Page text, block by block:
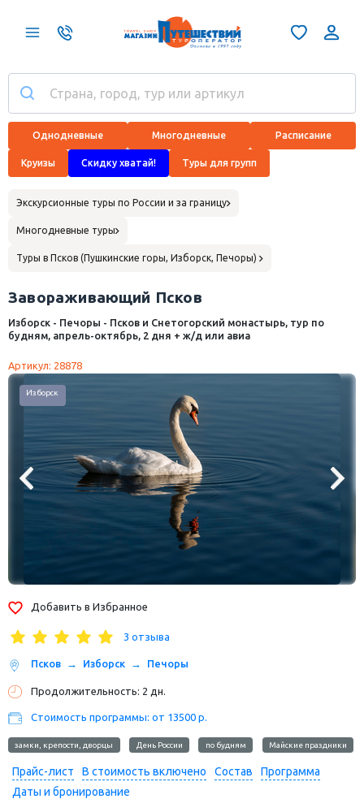
Однодневные Многодневные Расписание
Круизы Скидку хватай! Туры для групп
Экскурсионные туры по России и за границу
Многодневные туры
Туры в Псков (Пушкинские горы, Изборск, Печоры)
Завораживающий Псков
Изборск - Печоры - Псков и Снетогорский монастырь, тур по
будням, апрель-октябрь, 2 дня + ж/д или авиа
Артикул: 28878
Изборск
Добавить в Избранное
3 отзыва
Псков Изборск Печоры
Продолжительность: 2 дн.
Стоимость программы: от 13500 р.
замки, крепости, дворцы День России по будням Майские праздники
Прайс-лист В стоимость включено Состав
Программа
Даты и бронирование